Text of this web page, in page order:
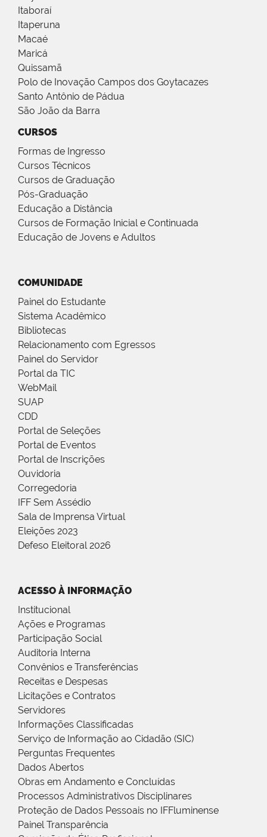
Itaboraí
Itaperuna
Macaé
Maricá
Quissamã
Polo de Inovação Campos dos Goytacazes
Santo Antônio de Pádua
São João da Barra
CURSOS
Formas de Ingresso
Cursos Técnicos
Cursos de Graduação
Pós-Graduação
Educação a Distância
Cursos de Formação Inicial e Continuada
Educação de Jovens e Adultos
COMUNIDADE
Painel do Estudante
Sistema Acadêmico
Bibliotecas
Relacionamento com Egressos
Painel do Servidor
Portal da TIC
WebMail
SUAP
CDD
Portal de Seleções
Portal de Eventos
Portal de Inscrições
Ouvidoria
Corregedoria
IFF Sem Assédio
Sala de Imprensa Virtual
Eleições 2023
Defeso Eleitoral 2026
ACESSO À INFORMAÇÃO
Institucional
Ações e Programas
Participação Social
Auditoria Interna
Convênios e Transferências
Receitas e Despesas
Licitações e Contratos
Servidores
Informações Classificadas
Serviço de Informação ao Cidadão (SIC)
Perguntas Frequentes
Dados Abertos
Obras em Andamento e Concluídas
Processos Administrativos Disciplinares
Proteção de Dados Pessoais no IFFluminense
Painel Transparência